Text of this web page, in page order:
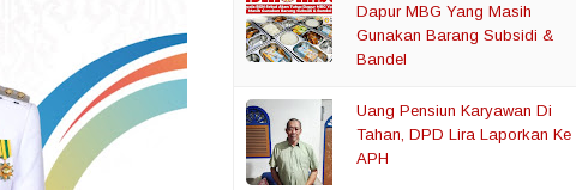
Dapur MBG Yang Masih
Gunakan Barang Subsidi &
Bandel
Uang Pensiun Karyawan Di
Tahan, DPD Lira Laporkan Ke
APH